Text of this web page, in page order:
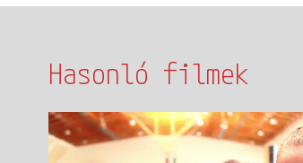
Hasonló filmek